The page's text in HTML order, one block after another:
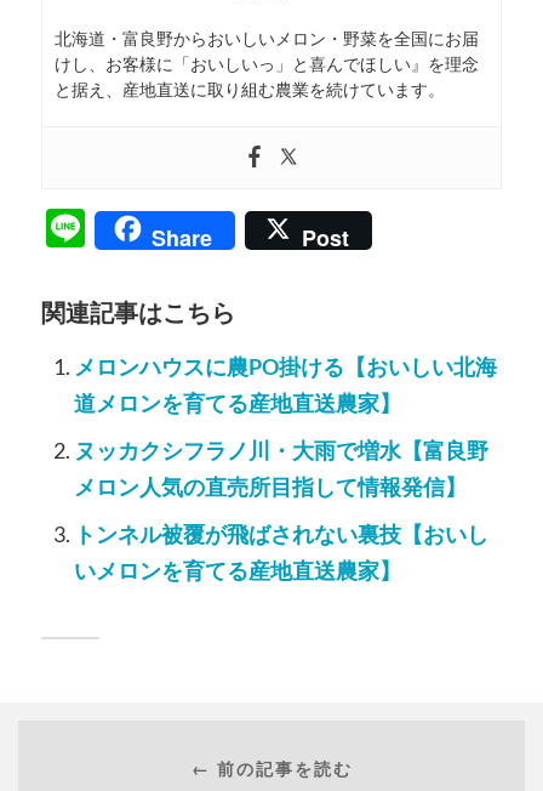
北海道・富良野からおいしいメロン・野菜を全国にお届
けし、お客様に「おいしいっ」と喜んでほしい』を理念
と据え、産地直送に取り組む農業を続けています。
LineShare Post
関連記事はこちら
メロンハウスに農PO掛ける【おいしい北海
道メロンを育てる産地直送農家】
ヌッカクシフラノ川・大雨で増水【富良野
メロン人気の直売所目指して情報発信】
トンネル被覆が飛ばされない裏技【おいし
いメロンを育てる産地直送農家】
← 前の記事を読む